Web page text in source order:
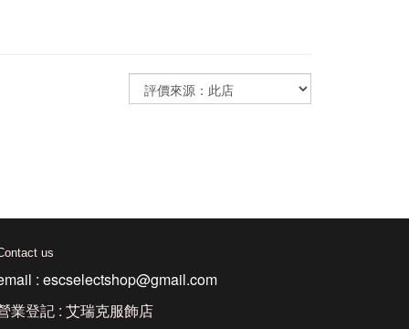
us
: escselectshop@gmail.com
業登記 : 艾瑞克服飾店